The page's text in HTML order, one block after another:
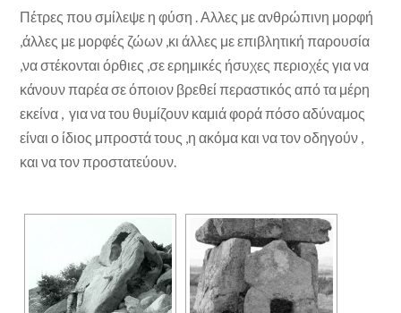
Πέτρες που σμίλεψε η φύση . Αλλες με ανθρώπινη μορφή
,άλλες με μορφές ζώων ,κι άλλες με επιβλητική παρουσία
,να στέκονται όρθιες ,σε ερημικές ήσυχες περιοχές για να
κάνουν παρέα σε όποιον βρεθεί περαστικός από τα μέρη
εκείνα , για να του θυμίζουν καμιά φορά πόσο αδύναμος
είναι ο ίδιος μπροστά τους ,η ακόμα και να τον οδηγούν ,
και να τον προστατεύουν.